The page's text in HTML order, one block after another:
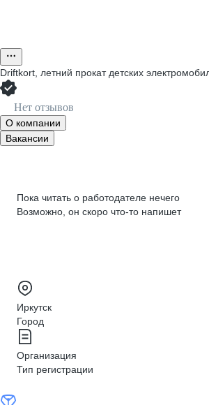
Driftkort, летний прокат детских
Нет отзывов
О компании
Вакансии
Пока читать о работодателе нечего
Возможно, он скоро что‑то напишет
Иркутск
Город
Организация
Тип регистрации